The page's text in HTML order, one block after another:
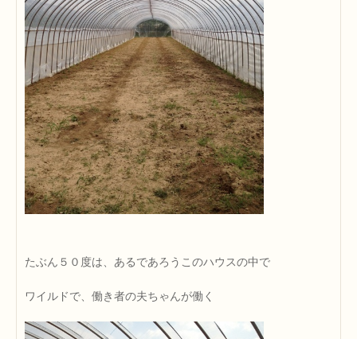
たぶん５０度は、あるであろうこのハウスの中で
ワイルドで、働き者の夫ちゃんが働く